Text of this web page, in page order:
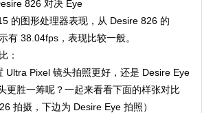
的图形处理器表现，从 Desire 826 的
有 38.04fps，表现比较一般。
：
Ultra Pixel 镜头拍照更好，还是 Desire Eye
更胜一筹呢？一起来看看下面的样张对比
拍摄，下边为 Desire Eye 拍照）